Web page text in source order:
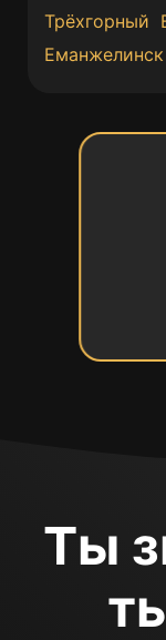
Трёхгорный
Еманжелинск
Ты